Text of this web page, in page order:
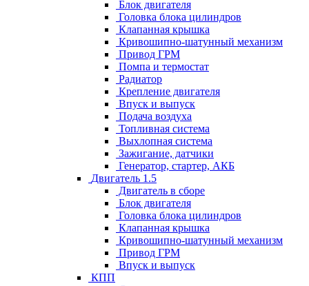
Блок двигателя
Головка блока цилиндров
Клапанная крышка
Кривошипно-шатунный механизм
Привод ГРМ
Помпа и термостат
Радиатор
Крепление двигателя
Впуск и выпуск
Подача воздуха
Топливная система
Выхлопная система
Зажигание, датчики
Генератор, стартер, АКБ
Двигатель 1.5
Двигатель в сборе
Блок двигателя
Головка блока цилиндров
Клапанная крышка
Кривошипно-шатунный механизм
Привод ГРМ
Впуск и выпуск
КПП